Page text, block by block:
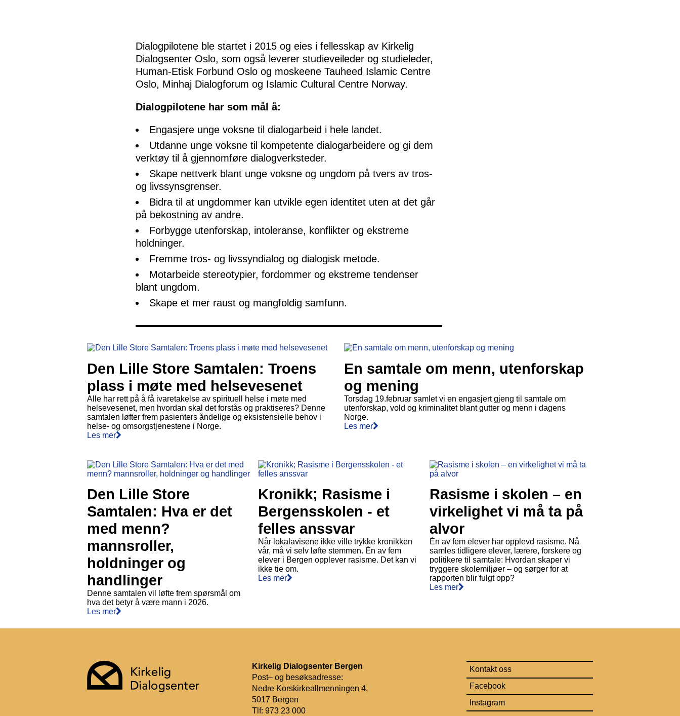
Dialogpilotene ble startet i 2015 og eies i fellesskap av Kirkelig
Dialogsenter Oslo, som også leverer studieveileder og studieleder,
Human-Etisk Forbund Oslo og moskeene Tauheed Islamic Centre
Oslo, Minhaj Dialogforum og Islamic Cultural Centre Norway.
Dialogpilotene har som mål å:
Engasjere unge voksne til dialogarbeid i hele landet.
Utdanne unge voksne til kompetente dialogarbeidere og gi dem
verktøy til å gjennomføre dialogverksteder.
Skape nettverk blant unge voksne og ungdom på tvers av tros-
og livssynsgrenser.
Bidra til at ungdommer kan utvikle egen identitet uten at det går
på bekostning av andre.
Forbygge utenforskap, intoleranse, konflikter og ekstreme
holdninger.
Fremme tros- og livssyndialog og dialogisk metode.
Motarbeide stereotypier, fordommer og ekstreme tendenser
blant ungdom.
Skape et mer raust og mangfoldig samfunn.
Den Lille Store Samtalen: Troens
plass i møte med helsevesenet
Alle har rett på å få ivaretakelse av spirituell helse i møte med
helsevesenet, men hvordan skal det forstås og praktiseres? Denne
samtalen løfter frem pasienters åndelige og eksistensielle behov i
helse- og omsorgstjenestene i Norge.
Les mer
En samtale om menn, utenforskap
og mening
Torsdag 19.februar samlet vi en engasjert gjeng til samtale om
utenforskap, vold og kriminalitet blant gutter og menn i dagens
Norge.
Les mer
Den Lille Store
Samtalen: Hva er det
med menn?
mannsroller,
holdninger og
handlinger
Denne samtalen vil løfte frem spørsmål om
hva det betyr å være mann i 2026.
Les mer
Kronikk; Rasisme i
Bergensskolen - et
felles anssvar
Når lokalavisene ikke ville trykke kronikken
vår, må vi selv løfte stemmen. Én av fem
elever i Bergen opplever rasisme. Det kan vi
ikke tie om.
Les mer
Rasisme i skolen – en
virkelighet vi må ta på
alvor
Én av fem elever har opplevd rasisme. Nå
samles tidligere elever, lærere, forskere og
politikere til samtale: Hvordan skaper vi
tryggere skolemiljøer – og sørger for at
rapporten blir fulgt opp?
Les mer
Kirkelig Dialogsenter Bergen
Post– og besøksadresse:
Nedre Korskirkeallmenningen 4,
5017 Bergen
Tlf: 973 23 000
Kontakt oss
Facebook
Instagram